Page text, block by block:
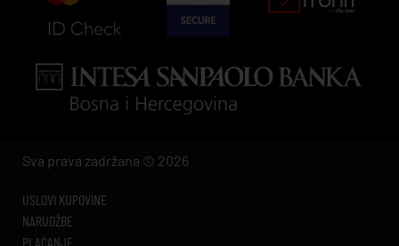
Sva prava zadržana © 2026
USLOVI KUPOVINE
NARUDŽBE
PLAĆANJE